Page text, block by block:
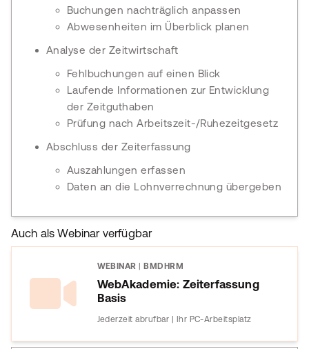
Buchungen nachträglich anpassen
Abwesenheiten im Überblick planen
Analyse der Zeitwirtschaft
Fehlbuchungen auf einen Blick
Laufende Informationen zur Entwicklung
der Zeitguthaben
Prüfung nach Arbeitszeit-/Ruhezeitgesetz
Abschluss der Zeiterfassung
Auszahlungen erfassen
Daten an die Lohnverrechnung übergeben
Auch als Webinar verfügbar
WEBINAR BMDHRM
WebAkademie: Zeiterfassung
Basis
Jederzeit abrufbar | Ihr PC-Arbeitsplatz